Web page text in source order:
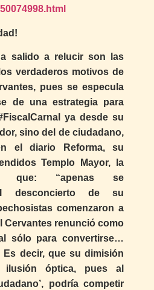
salido a relucir son las
verdaderos motivos de
pues se especula
de una estrategia para
ya desde su
sino del de ciudadano,
el diario Reforma, su
Templo Mayor, la
que: “apenas se
desconcierto de su
comenzaron a
Cervantes renunció como
sólo para convertirse…
Es decir, que su dimisión
óptica, pues al
podría competir